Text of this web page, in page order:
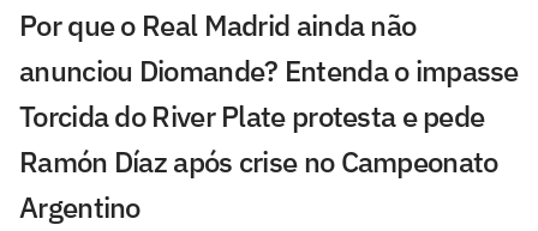
Por que o Real Madrid ainda não
anunciou Diomande? Entenda o impasse
Torcida do River Plate protesta e pede
Ramón Díaz após crise no Campeonato
Argentino